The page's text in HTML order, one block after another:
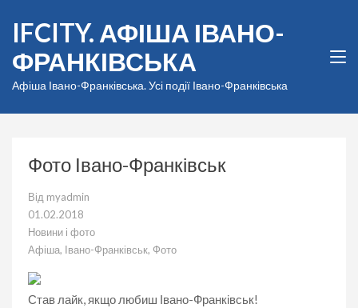
вмісту
(натисніть
Enter)
IFCITY. АФІША ІВАНО-
ФРАНКІВСЬКА
Афіша Івано-Франківська. Усі події Івано-Франківська
Фото Івано-Франківськ
Від myadmin
01.02.2018
Новини і фото
Афіша, Івано-Франківськ, Фото
Став лайк, якщо любиш Івано-Франківськ!